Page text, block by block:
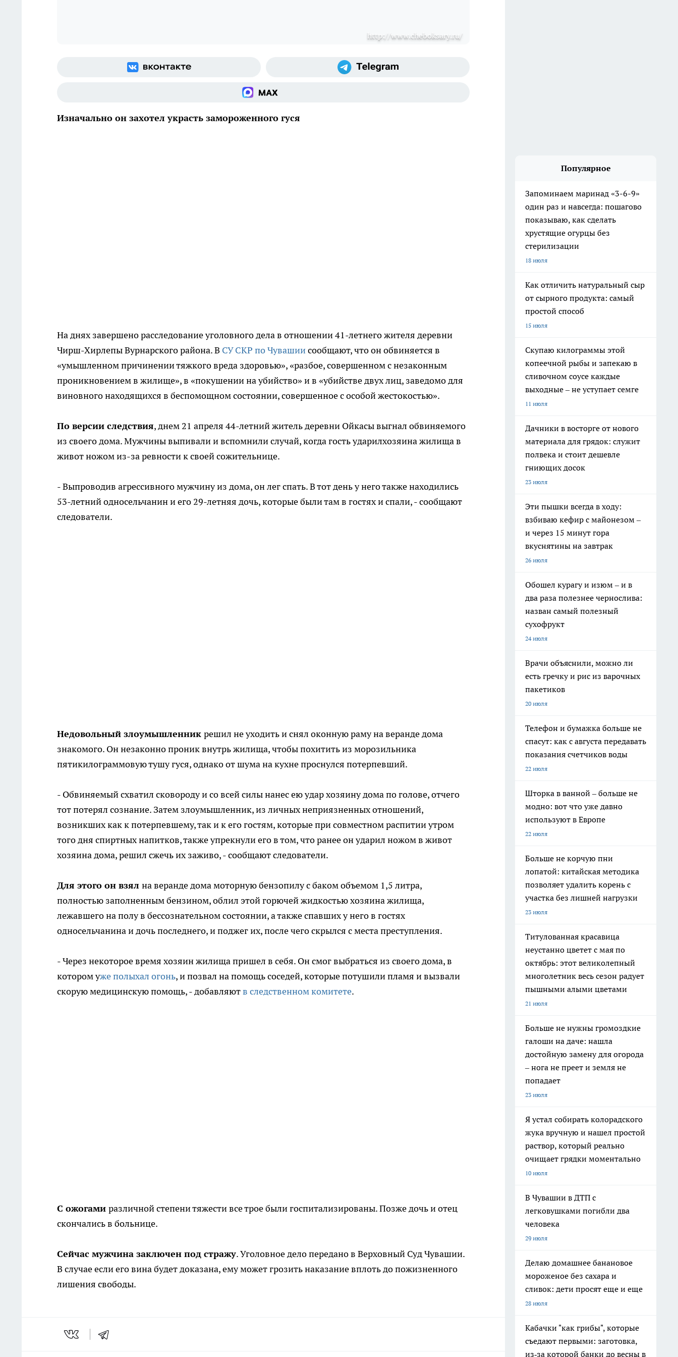
http://www.cheboksary.ru/
Изначально он захотел украсть замороженного гуся
На днях завершено расследование уголовного дела в отношении 41-летнего жителя деревни
Чирш-Хирлепы Вурнарского района. В СУ СКР по Чувашиисообщают, что он обвиняется в
«умышленном причинении тяжкого вреда здоровью», «разбое, совершенном с незаконным
проникновением в жилище», в «покушении на убийство» и в «убийстве двух лиц, заведомо для
виновного находящихся в беспомощном состоянии, совершенное с особой жестокостью».
По версии следствия, днем 21 апреля 44-летний житель деревни Ойкасы выгнал обвиняемого
из своего дома. Мужчины выпивали и вспомнили случай, когда гость ударилхозяина жилища в
живот ножом из-за ревности к своей сожительнице.
- Выпроводив агрессивного мужчину из дома, он лег спать. В тот день у него также находились
53-летний односельчанин и его 29-летняя дочь, которые были там в гостях и спали, - сообщают
следователи.
Недовольный злоумышленник решил не уходить и снял оконную раму на веранде дома
знакомого. Он незаконно проник внутрь жилища, чтобы похитить из морозильника
пятикилограммовую тушу гуся, однако от шума на кухне проснулся потерпевший.
- Обвиняемый схватил сковороду и со всей силы нанес ею удар хозяину дома по голове, отчего
тот потерял сознание. Затем злоумышленник, из личных неприязненных отношений,
возникших как к потерпевшему, так и к его гостям, которые при совместном распитии утром
того дня спиртных напитков, также упрекнули его в том, что ранее он ударил ножом в живот
хозяина дома, решил сжечь их заживо, - сообщают следователи.
Для этого он взял на веранде дома моторную бензопилу с баком объемом 1,5 литра,
полностью заполненным бензином, облил этой горючей жидкостью хозяина жилища,
лежавшего на полу в бессознательном состоянии, а также спавших у него в гостях
односельчанина и дочь последнего, и поджег их, после чего скрылся с места преступления.
- Через некоторое время хозяин жилища пришел в себя. Он смог выбраться из своего дома, в
котором уже полыхал огонь, и позвал на помощь соседей, которые потушили пламя и вызвали
скорую медицинскую помощь, - добавляютв следственном комитете.
С ожогами различной степени тяжести все трое были госпитализированы. Позже дочь и отец
скончались в больнице.
Сейчас мужчина заключен под стражу. Уголовное дело передано в Верховный Суд Чувашии.
В случае если его вина будет доказана, ему может грозить наказание вплоть до пожизненного
лишения свободы.
Популярное
Запоминаем маринад «3-6-9»
один раз и навсегда: пошагово
показываю, как сделать
хрустящие огурцы без
стерилизации
18 июля
Как отличить натуральный сыр
от сырного продукта: самый
простой способ
15 июля
Скупаю килограммы этой
копеечной рыбы и запекаю в
сливочном соусе каждые
выходные – не уступает семге
11 июля
Дачники в восторге от нового
материала для грядок: служит
полвека и стоит дешевле
гниющих досок
23 июля
Эти пышки всегда в ходу:
взбиваю кефир с майонезом –
и через 15 минут гора
вкуснятины на завтрак
26 июля
Обошел курагу и изюм – и в
два раза полезнее чернослива:
назван самый полезный
сухофрукт
24 июля
Врачи объяснили, можно ли
есть гречку и рис из варочных
пакетиков
20 июля
Телефон и бумажка больше не
спасут: как с августа передавать
показания счетчиков воды
22 июля
Шторка в ванной – больше не
модно: вот что уже давно
используют в Европе
22 июля
Больше не корчую пни
лопатой: китайская методика
позволяет удалить корень с
участка без лишней нагрузки
23 июля
Титулованная красавица
неустанно цветет с мая по
октябрь: этот великолепный
многолетник весь сезон радует
пышными алыми цветами
21 июля
Больше не нужны громоздкие
галоши на даче: нашла
достойную замену для огорода
– нога не преет и земля не
попадает
23 июля
Я устал собирать колорадского
жука вручную и нашел простой
раствор, который реально
очищает грядки моментально
10 июля
В Чувашии в ДТП с
легковушками погибли два
человека
29 июля
Делаю домашнее банановое
мороженое без сахара и
сливок: дети просят еще и еще
28 июля
Кабачки "как грибы", которые
съедают первыми: заготовка,
из‑за которой банки до весны в